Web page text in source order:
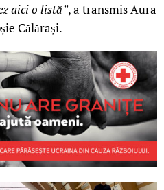
aici o listă”, a transmis Aura
Călărași.